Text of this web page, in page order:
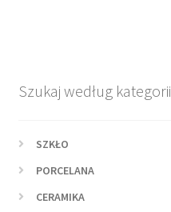
Szukaj według kategorii
SZKŁO
PORCELANA
CERAMIKA